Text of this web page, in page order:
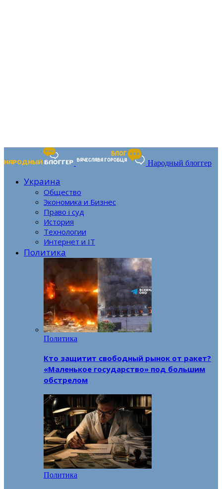
Народный блоггер
Украина
Общество
Экономика и Бизнес
Право і суд
История
Технологии
Интернет и IT
Политика
Политика
Кто защитит свободный рынок от ракет?
«Маленькое государство» под большим
обстрелом
Политика